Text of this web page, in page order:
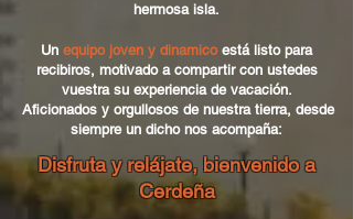
hermosa isla.
Un equipo joven y dinamicoestá listo para
recibiros, motivado a compartir con ustedes
vuestra su experiencia de vacación.
Aficionados y orgullosos de nuestra tierra, desde
siempre un dicho nos acompaña:
Disfruta y relájate, bienvenido a
Cerdeña